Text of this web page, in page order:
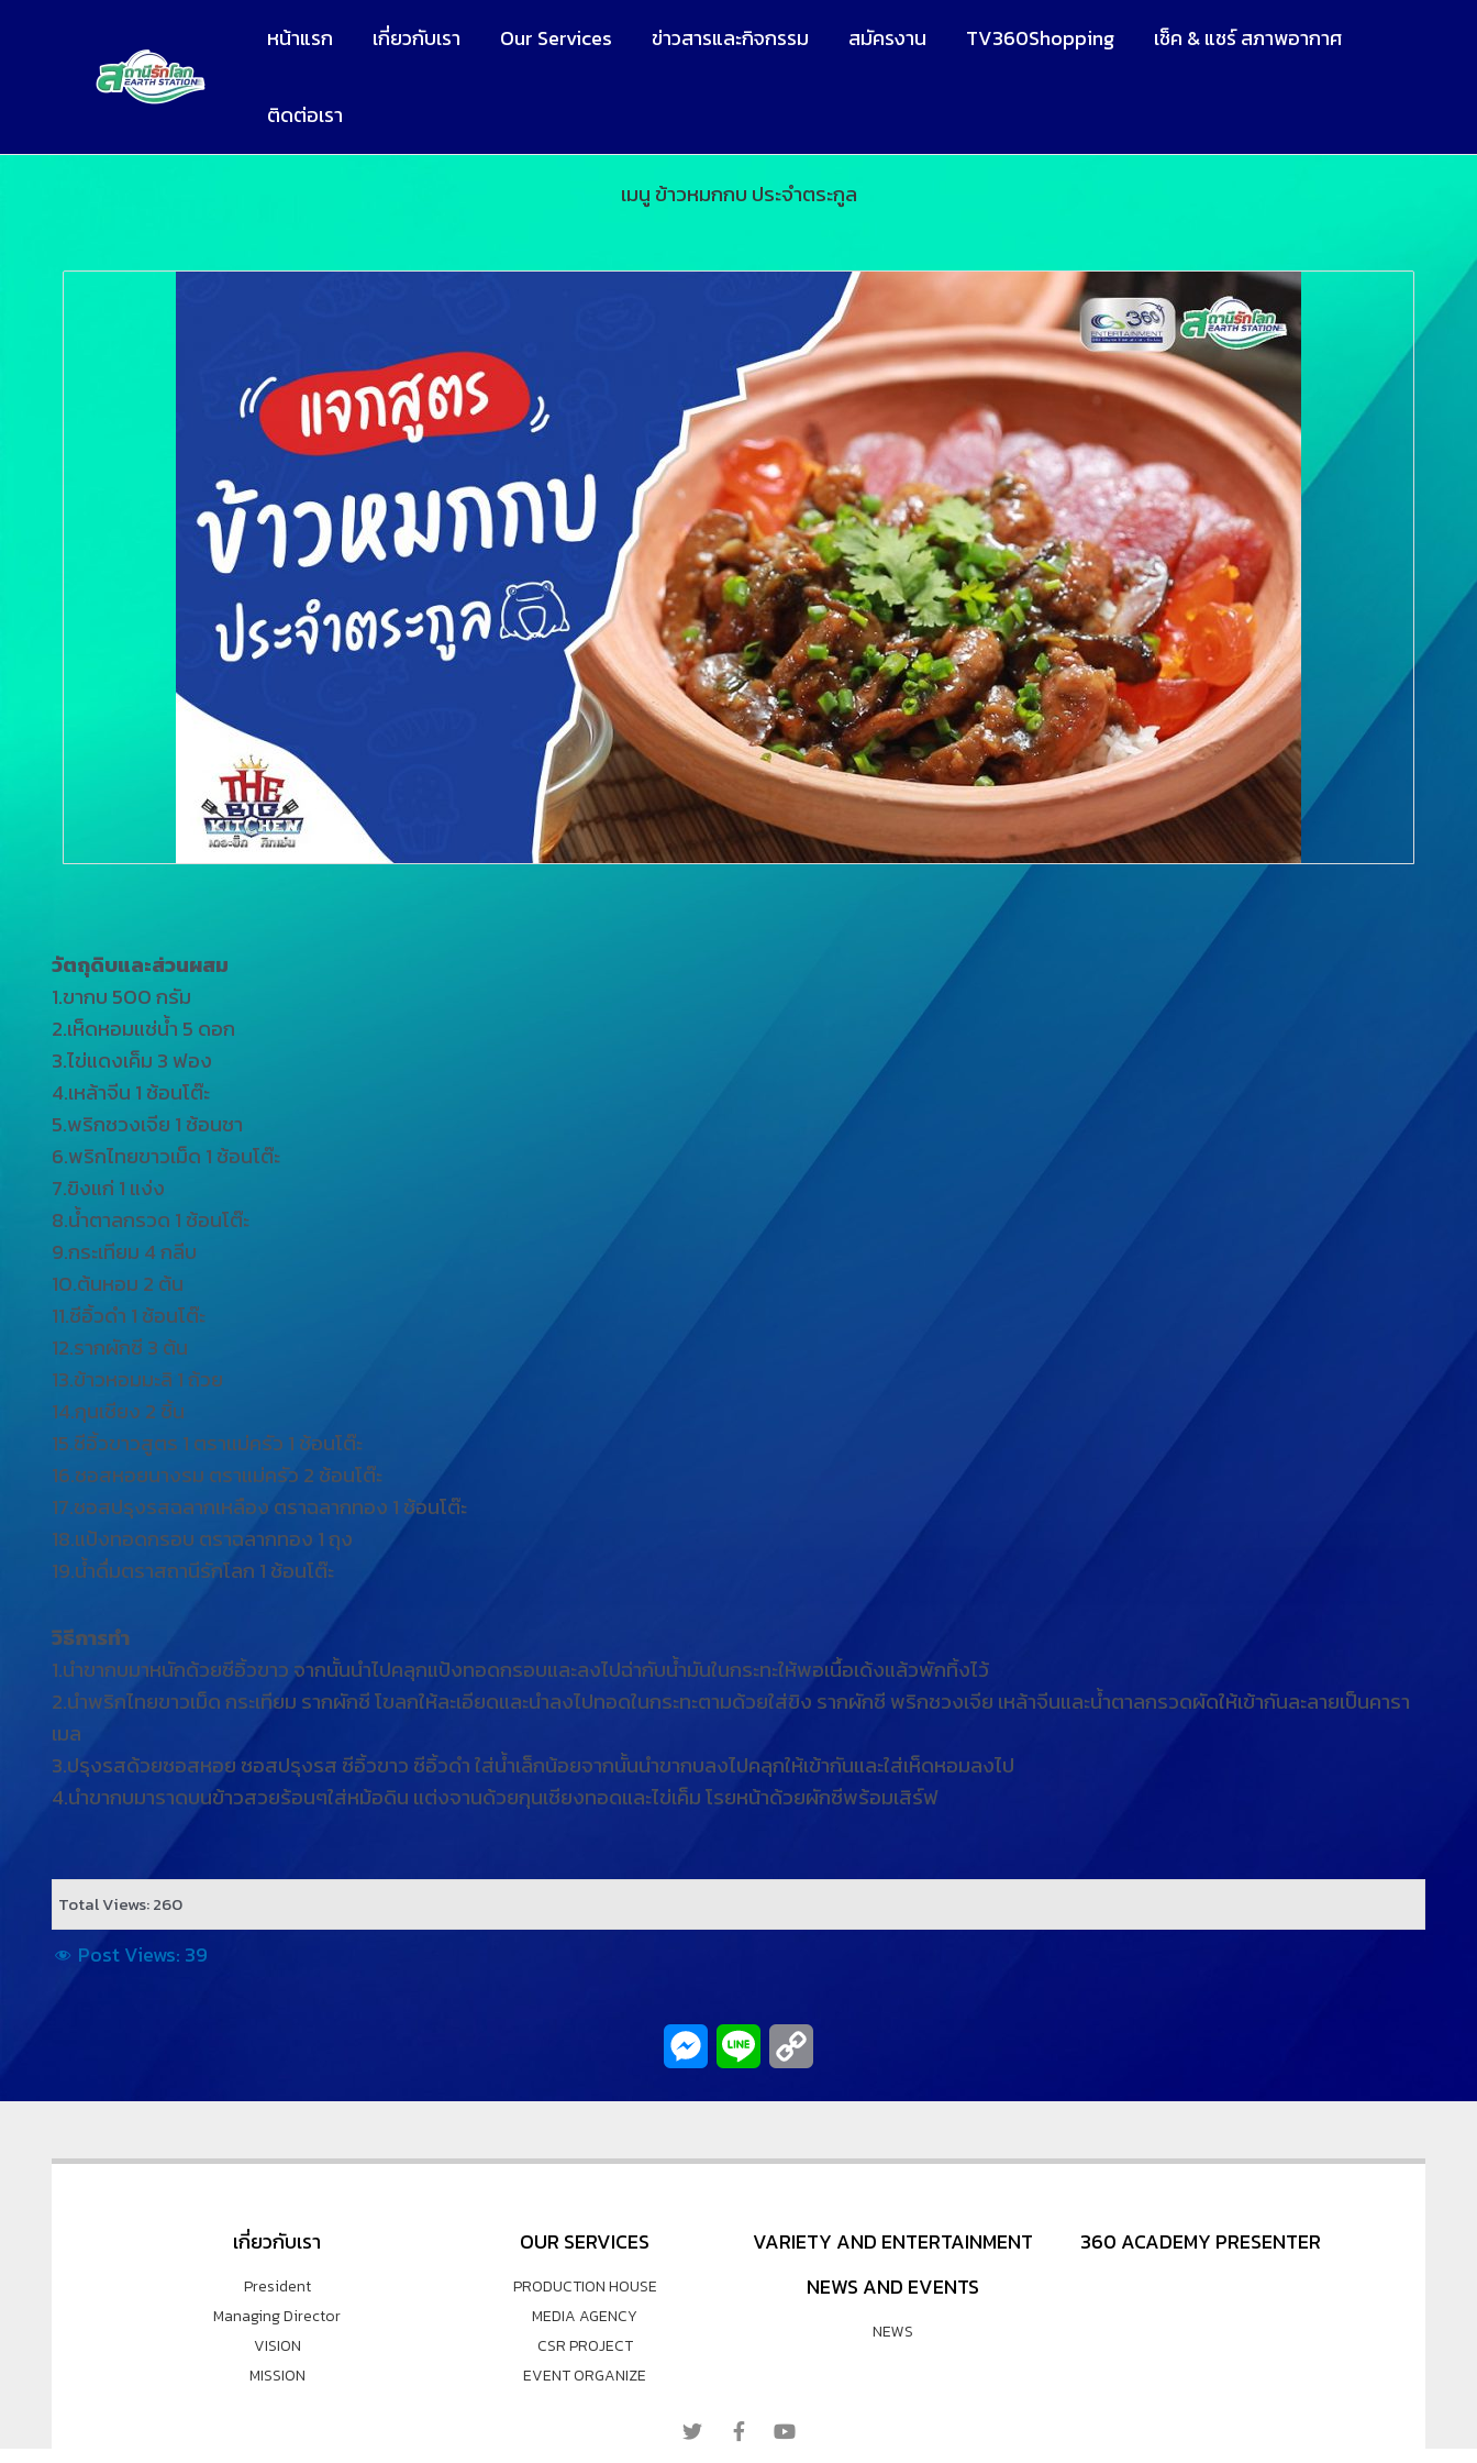
หน้าแรก เกี่ยวกับเรา Our Services ข่าวสารและกิจกรรม สมัครงาน TV360Shopping เช็ค & แชร์ สภาพอากาศ
ติดต่อเรา
เมนู ข้าวหมกกบ ประจำตระกูล
วัตถุดิบและส่วนผสม
1.ขากบ 500 กรัม
2.เห็ดหอมแช่น้ำ 5 ดอก
3.ไข่แดงเค็ม 3 ฟอง
4.เหล้าจีน 1 ช้อนโต๊ะ
5.พริกชวงเจีย 1 ช้อนชา
6.พริกไทยขาวเม็ด 1 ช้อนโต๊ะ
7.ขิงแก่ 1 แง่ง
8.น้ำตาลกรวด 1 ช้อนโต๊ะ
9.กระเทียม 4 กลีบ
10.ต้นหอม 2 ต้น
11.ซีอิ้วดำ 1 ช้อนโต๊ะ
12.รากผักซี 3 ต้น
13.ข้าวหอมมะลิ 1 ถ้วย
14.กุนเชียง 2 ชิ้น
15.ซีอิ้วขาวสูตร 1 ตราแม่ครัว 1 ช้อนโต๊ะ
16.ซอสหอยนางรม ตราแม่ครัว 2 ช้อนโต๊ะ
17.ซอสปรุงรสฉลากเหลือง ตราฉลากทอง 1 ช้อนโต๊ะ
18.แป้งทอดกรอบ ตราฉลากทอง 1 ถุง
19.น้ำดื่มตราสถานีรักโลก 1 ช้อนโต๊ะ
วิธีการทำ
1.นำขากบมาหนักด้วยซีอิ้วขาว จากนั้นนำไปคลุกแป้งทอดกรอบและลงไปฉ่ากับน้ำมันในกระทะให้พอเนื้อเด้งแล้วพักทิ้งไว้
2.นำพริกไทยขาวเม็ด กระเทียม รากผักชี โขลกให้ละเอียดและนำลงไปทอดในกระทะตามด้วยใส่ขิง รากผักชี พริกชวงเจีย เหล้าจีนและน้ำตาลกรวดผัดให้เข้ากันละลายเป็นคารา
เมล
3.ปรุงรสด้วยซอสหอย ซอสปรุงรส ซีอิ้วขาว ซีอิ้วดำ ใส่น้ำเล็กน้อยจากนั้นนำขากบลงไปคลุกให้เข้ากันและใส่เห็ดหอมลงไป
4.นำขากบมาราดบนข้าวสวยร้อนๆใส่หม้อดิน แต่งจานด้วยกุนเชียงทอดและไข่เค็ม โรยหน้าด้วยผักซีพร้อมเสิร์ฟ
Total Views: 260
Post Views: 39
Messenger
Line
เกี่ยวกับเรา
President
Managing Director
VISION
MISSION
OUR SERVICES
PRODUCTION HOUSE
MEDIA AGENCY
CSR PROJECT
EVENT ORGANIZE
VARIETY AND ENTERTAINMENT
NEWS AND EVENTS
NEWS
360 ACADEMY PRESENTER